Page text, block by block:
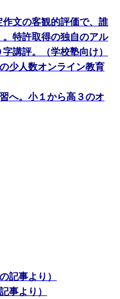
文の客観的評価で、誰
特許取得の独自のアル
講評。（学校塾向け）
少人数オンライン教育
へ。小１から高３のオ
記事より）
事より）